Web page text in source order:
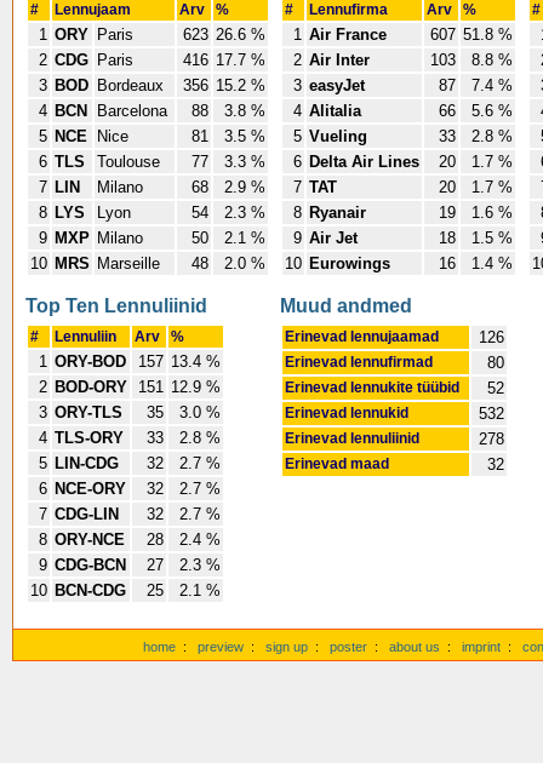
# Lennujaam Arv %
1 ORY Paris 623 26.6 %
2 CDG Paris 416 17.7 %
3 BOD Bordeaux 356 15.2 %
4 BCN Barcelona 88
3.8 %
5 NCE Nice 81
3.5 %
6 TLS Toulouse 77
3.3 %
7 LIN Milano 68
2.9 %
8 LYS Lyon 54
2.3 %
9 MXP Milano 50
2.1 %
10 MRS Marseille 48 2.0 %
# Lennufirma Arv %
1 Air France 607 51.8 %
2 Air Inter 103
8.8 %
3 easyJet 87
7.4 %
4 Alitalia 66
5.6 %
5 Vueling 33
2.8 %
6 Delta Air Lines 20
1.7 %
7 TAT 20
1.7 %
8 Ryanair 19
1.6 %
9 Air Jet 18
1.5 %
10 Eurowings 16 1.4 %
#
Top Ten Lennuliinid
# Lennuliin Arv %
1 ORY-BOD 157 13.4 %
2 BOD-ORY 151 12.9 %
3 ORY-TLS 35
3.0 %
4 TLS-ORY 33
2.8 %
5 LIN-CDG 32
2.7 %
6 NCE-ORY 32
2.7 %
7 CDG-LIN 32
2.7 %
8 ORY-NCE 28
2.4 %
9 CDG-BCN 27
2.3 %
10 BCN-CDG 25 2.1 %
Muud andmed
Erinevad lennujaamad 126
Erinevad lennufirmad 80
Erinevad lennukite tüübid 52
Erinevad lennukid 532
Erinevad lennuliinid 278
Erinevad maad 32
home : preview : sign up : poster : about us : imprint :